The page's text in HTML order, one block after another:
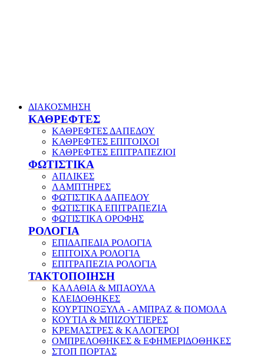
ΔΙΑΚΟΣΜΗΣΗ
ΚΑΘΡΕΦΤΕΣ
ΚΑΘΡΕΦΤΕΣ ΔΑΠΕΔΟΥ
ΚΑΘΡΕΦΤΕΣ ΕΠΙΤΟΙΧΟΙ
ΚΑΘΡΕΦΤΕΣ ΕΠΙΤΡΑΠΕΖΙΟΙ
ΦΩΤΙΣΤΙΚΑ
ΑΠΛΙΚΕΣ
ΛΑΜΠΤΗΡΕΣ
ΦΩΤΙΣΤΙΚΑ ΔΑΠΕΔΟΥ
ΦΩΤΙΣΤΙΚΑ ΕΠΙΤΡΑΠΕΖΙΑ
ΦΩΤΙΣΤΙΚΑ ΟΡΟΦΗΣ
ΡΟΛΟΓΙΑ
ΕΠΙΔΑΠΕΔΙΑ ΡΟΛΟΓΙΑ
ΕΠΙΤΟΙΧΑ ΡΟΛΟΓΙΑ
ΕΠΙΤΡΑΠΕΖΙΑ ΡΟΛΟΓΙΑ
ΤΑΚΤΟΠΟΙΗΣΗ
ΚΑΛΑΘΙΑ & ΜΠΑΟΥΛΑ
ΚΛΕΙΔΟΘΗΚΕΣ
ΚΟΥΡΤΙΝΟΞΥΛΑ - ΑΜΠΡΑΖ & ΠΟΜΟΛΑ
ΚΟΥΤΙΑ & ΜΠΙΖΟΥΤΙΕΡΕΣ
ΚΡΕΜΑΣΤΡΕΣ & ΚΑΛΟΓΕΡΟΙ
ΟΜΠΡΕΛΟΘΗΚΕΣ & ΕΦΗΜΕΡΙΔΟΘΗΚΕΣ
ΣΤΟΠ ΠΟΡΤΑΣ